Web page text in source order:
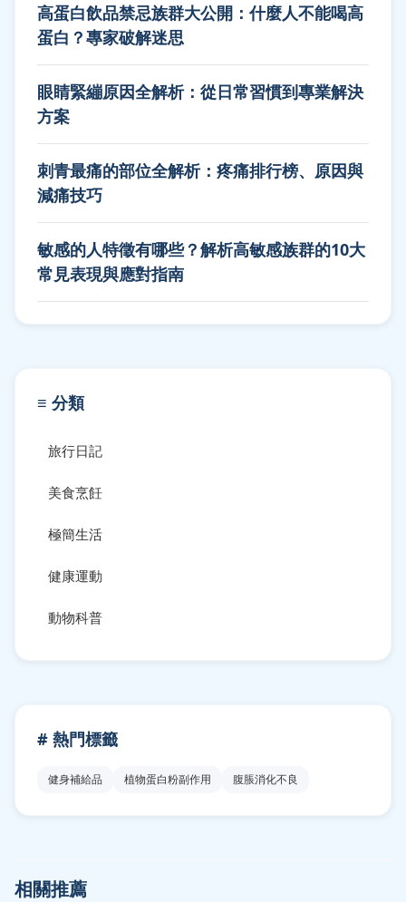
高蛋白飲品禁忌族群大公開：什麼人不能喝高
蛋白？專家破解迷思
眼睛緊繃原因全解析：從日常習慣到專業解決
方案
刺青最痛的部位全解析：疼痛排行榜、原因與
減痛技巧
敏感的人特徵有哪些？解析高敏感族群的10大
常見表現與應對指南
≡ 分類
旅行日記
美食烹飪
極簡生活
健康運動
動物科普
# 熱門標籤
健身補給品 植物蛋白粉副作用 腹脹消化不良
相關推薦